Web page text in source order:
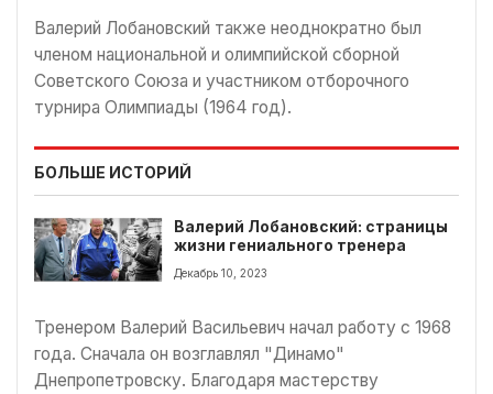
Валерий Лобановский также неоднократно был
членом национальной и олимпийской сборной
Советского Союза и участником отборочного
турнира Олимпиады (1964 год).
БОЛЬШЕ ИСТОРИЙ
Валерий Лобановский: страницы
жизни гениального тренера
Декабрь 10, 2023
Тренером Валерий Васильевич начал работу с 1968
года. Сначала он возглавлял "Динамо"
Днепропетровску. Благодаря мастерству